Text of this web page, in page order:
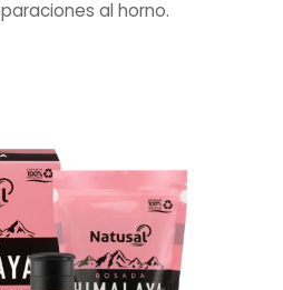
al horno.